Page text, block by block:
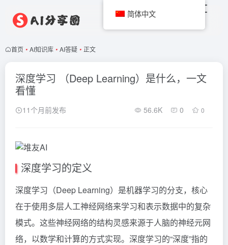
首页 • AI知识库 • AI答疑 • 正文
深度学习 （Deep Learning）是什么，一文
看懂
11个月前发布 56.6K 0 0
深度学习的定义
深度学习 （Deep Learning）是机器学习的分支，核心
在于使用多层人工神经网络来学习和表示数据中的复杂
模式。这些神经网络的结构灵感来源于人脑的神经元网
络，以数学和计算的方式实现。深度学习的“深度”指的
简体中文